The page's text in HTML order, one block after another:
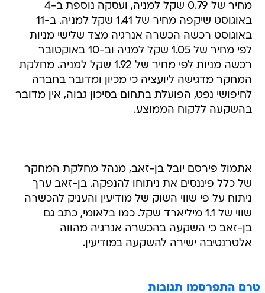
מחיר של 0.79 שקל למניה, ועסקה נוספת ב-4
באוגוסט שיקפה מחיר של 1.41 שקל למניה. ב-11
באוגוסט רכשה הכשרה אנרגיה מצד שלישי מניות
לפי מחיר של 1.05 שקל למניה וב-10 באוקטובר
רכשה מניות לפי מחיר של 1.92 שקל למניה. מחלקת
המחקר מדגישה ליועציה כי מכיון ומדובר בחברה
לחיפושי נפט, הפועלת בתחום בסיכון גבוה, אין מדובר
בהשקעה ללקוח הממוצע.
אתמול פירסם יובל בן-זאב, מנהל מחלקת המחקר
של כלל פיננסים את ניתוחו להנפקה. בן-זאב ערך
ניתוח על פי שווי השוק של מודיעין והעניק להכשרה
שווי של 1.1 מיליארד שקל. כמו בלאומי, כתב גם
בן-זאב כי השקעה בהכשרה אנרגיה מהווה
אלטרנטיבה ישירה להשקעה במודיעין.
טרם התפרסמו תגובות